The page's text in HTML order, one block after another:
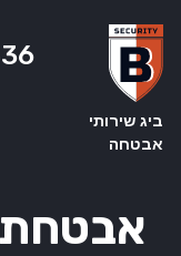
content
ביג שירותי
אבטחה
אבטחת